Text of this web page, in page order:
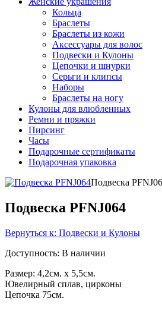
Кольца
Браслеты
Браслеты из кожи
Аксессуары для волос
Подвески и Кулоны
Цепочки и шнурки
Серьги и клипсы
Наборы
Браслеты на ногу
Кулоны для влюбленных
Ремни и пряжки
Пирсинг
Часы
Подарочные сертификаты
Подарочная упаковка
Подвеска
Подвеска PFNJ064
Вернуться к: Подвески и Кулоны
Доступность: В наличии
Размер: 4,2см. x 5,5см.
Ювелирный сплав, цирконы
Цепочка 75см.